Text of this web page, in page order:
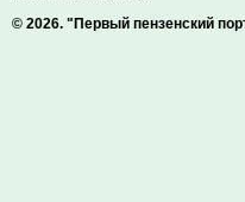
© 2026. "Первый пензенский